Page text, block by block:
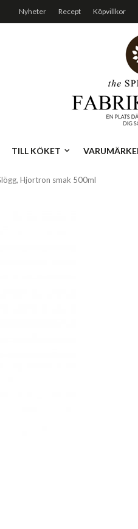
Nyheter Recept Köpvillkor
TILL KÖKET
Hjortron smak 500ml